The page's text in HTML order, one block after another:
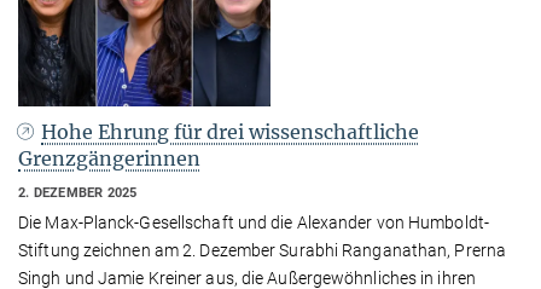
Hohe Ehrung für drei wissenschaftliche
Grenzgängerinnen
2. DEZEMBER 2025
Die Max-Planck-Gesellschaft und die Alexander von Humboldt-
Stiftung zeichnen am 2. Dezember Surabhi Ranganathan, Prerna
Singh und Jamie Kreiner aus, die Außergewöhnliches in ihren